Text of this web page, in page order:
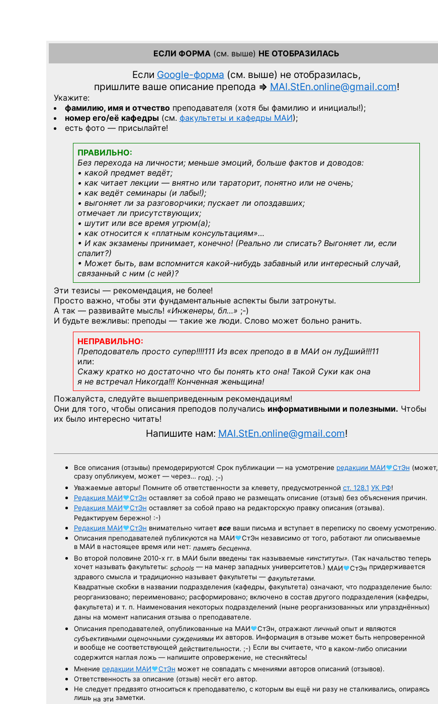
ЕСЛИ ФОРМА (см. выше) НЕ ОТОБРАЗИЛАСЬ
Если Google-форма (см. выше) не отобразилась,
пришлите ваше описание препода => MAI.StEn.online@gmail.com!
Укажите:
фамилию, имя и отчествопреподавателя (хотя бы фамилию и инициалы!);
номер его/её кафедры(см. факультеты и кафедры МАИ);
есть фото — присылайте!
ПРАВИЛЬНО:
Без перехода на личности; меньше эмоций, больше фактов и доводов:
• какой предмет ведёт;
• как читает лекции — внятно или тараторит, понятно или не очень;
• как ведёт семинары (и лабы!);
• выгоняет ли за разговорчики; пускает ли опоздавших;
отмечает ли присутствующих;
• шутит или все время угрюм(а);
• как относится к «платным консультациям»…
• И как экзамены принимает, конечно! (Реально ли списать? Выгоняет ли, если
спалит?)
• Может быть, вам вспомнится какой-нибудь забавный или интересный случай,
связанный с ним (с ней)?
Эти тезисы — рекомендация, не более!
Просто важно, чтобы эти фундаментальные аспекты были затронуты.
А так — развивайте мысль! «Инженеры, бл…» ;-)
И будьте вежливы: преподы — такие же люди. Слово может больно ранить.
НЕПРАВИЛЬНО:
Преподователь просто супер!!!!111 Из всех преподо в в МАИ он луДший!!!11
или:
Скажу кратко но достаточно что бы понять кто она! Такой Суки как она
я не встречал Никогда!!! Конченная женьщина!
Пожалуйста, следуйте вышеприведенным рекомендациям!
Они для того, чтобы описания преподов получались информативными и полезными. Чтобы
их было интересно читать!
Напишите нам: MAI.StEn.online@gmail.com!
Все описания (отзывы) премодерируются! Срок публикации — на усмотрение редакции МАИ♥СтЭн (может,
сразу опубликуем, может — через… год). ;-)
Уважаемые авторы! Помните об ответственности за клевету, предусмотренной ст. 128.1 УК РФ!
Редакция МАИ♥СтЭн оставляет за собой право не размещать описание (отзыв) без объяснения причин.
Редакция МАИ♥СтЭн оставляет за собой право на редакторскую правку описания (отзыва).
Редактируем бережно! :-)
Редакция МАИ♥СтЭн внимательно читает всеваши письма и вступает в переписку по своему усмотрению.
Описания преподавателей публикуются на МАИ♥СтЭн независимо от того, работают ли описываемые
в МАИ в настоящее время или нет: память бесценна.
Во второй половине 2010-х гг. в МАИ были введены так называемые «институты». (Так начальство теперь
хочет называть факультеты: schools— на манер западных университетов.) МАИ♥СтЭн придерживается
здравого смысла и традиционно называет факультеты —факультетами.
Квадратные скобки в названии подразделения (кафедры, факультета) означают, что подразделение было:
реорганизовано; переименовано; расформировано; включено в состав другого подразделения (кафедры,
факультета) и т. п. Наименования некоторых подразделений (ныне реорганизованных или упразднённых)
даны на момент написания отзыва о преподавателе.
Описания преподавателей, опубликованные на МАИ♥СтЭн, отражают личныйопыт и являются
субъективными оценочными суждениямиих авторов. Информация в отзыве может быть непроверенной
и вообще не соответствующей действительности. ;-) Если вы считаете, что в каком-либо описании
содержится наглая ложь — напишите опровержение, не стесняйтесь!
Мнение редакции МАИ♥СтЭн может не совпадать с мнениями авторов описаний (отзывов).
Ответственность за описание (отзыв) несёт его автор.
Не следуетпредвзято относиться к преподавателю, с которым вы ещё ни разу не сталкивались, опираясь
лишь на эти заметки.